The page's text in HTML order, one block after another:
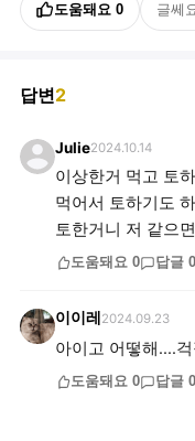
도움돼요 0 글쎄
답변2
Julie2024.10.14
이상한거 먹고 토
먹어서 토하기도
토한거니 저 같으
도움돼요 0 답글 0
이이레 2024.09.23
아이고 어떻해....
도움돼요 0 답글 0